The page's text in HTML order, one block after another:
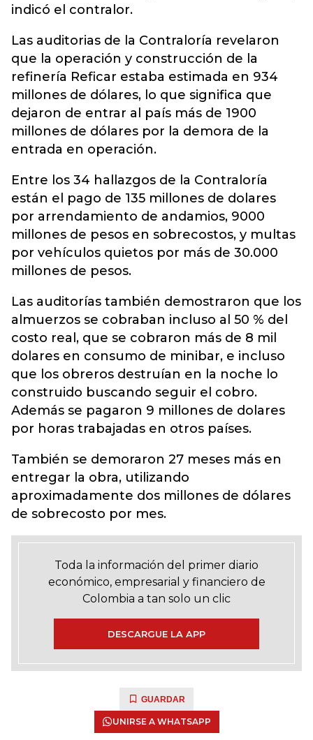
indicó el contralor.
Las auditorias de la Contraloría revelaron
que la operación y construcción de la
refinería Reficar estaba estimada en 934
millones de dólares, lo que significa que
dejaron de entrar al país más de 1900
millones de dólares por la demora de la
entrada en operación.
Entre los 34 hallazgos de la Contraloría
están el pago de 135 millones de dolares
por arrendamiento de andamios, 9000
millones de pesos en sobrecostos, y multas
por vehículos quietos por más de 30.000
millones de pesos.
Las auditorías también demostraron que los
almuerzos se cobraban incluso al 50 % del
costo real, que se cobraron más de 8 mil
dolares en consumo de minibar, e incluso
que los obreros destruían en la noche lo
construido buscando seguir el cobro.
Además se pagaron 9 millones de dolares
por horas trabajadas en otros países.
También se demoraron 27 meses más en
entregar la obra, utilizando
aproximadamente dos millones de dólares
de sobrecosto por mes.
Toda la información del primer diario
económico, empresarial y financiero de
Colombia a tan solo un clic
DESCARGUE LA APP
GUARDAR
UNIRSE A WHATSAPP